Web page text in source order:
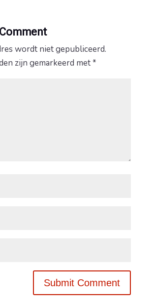
wordt niet gepubliceerd.
zijn gemarkeerd met*